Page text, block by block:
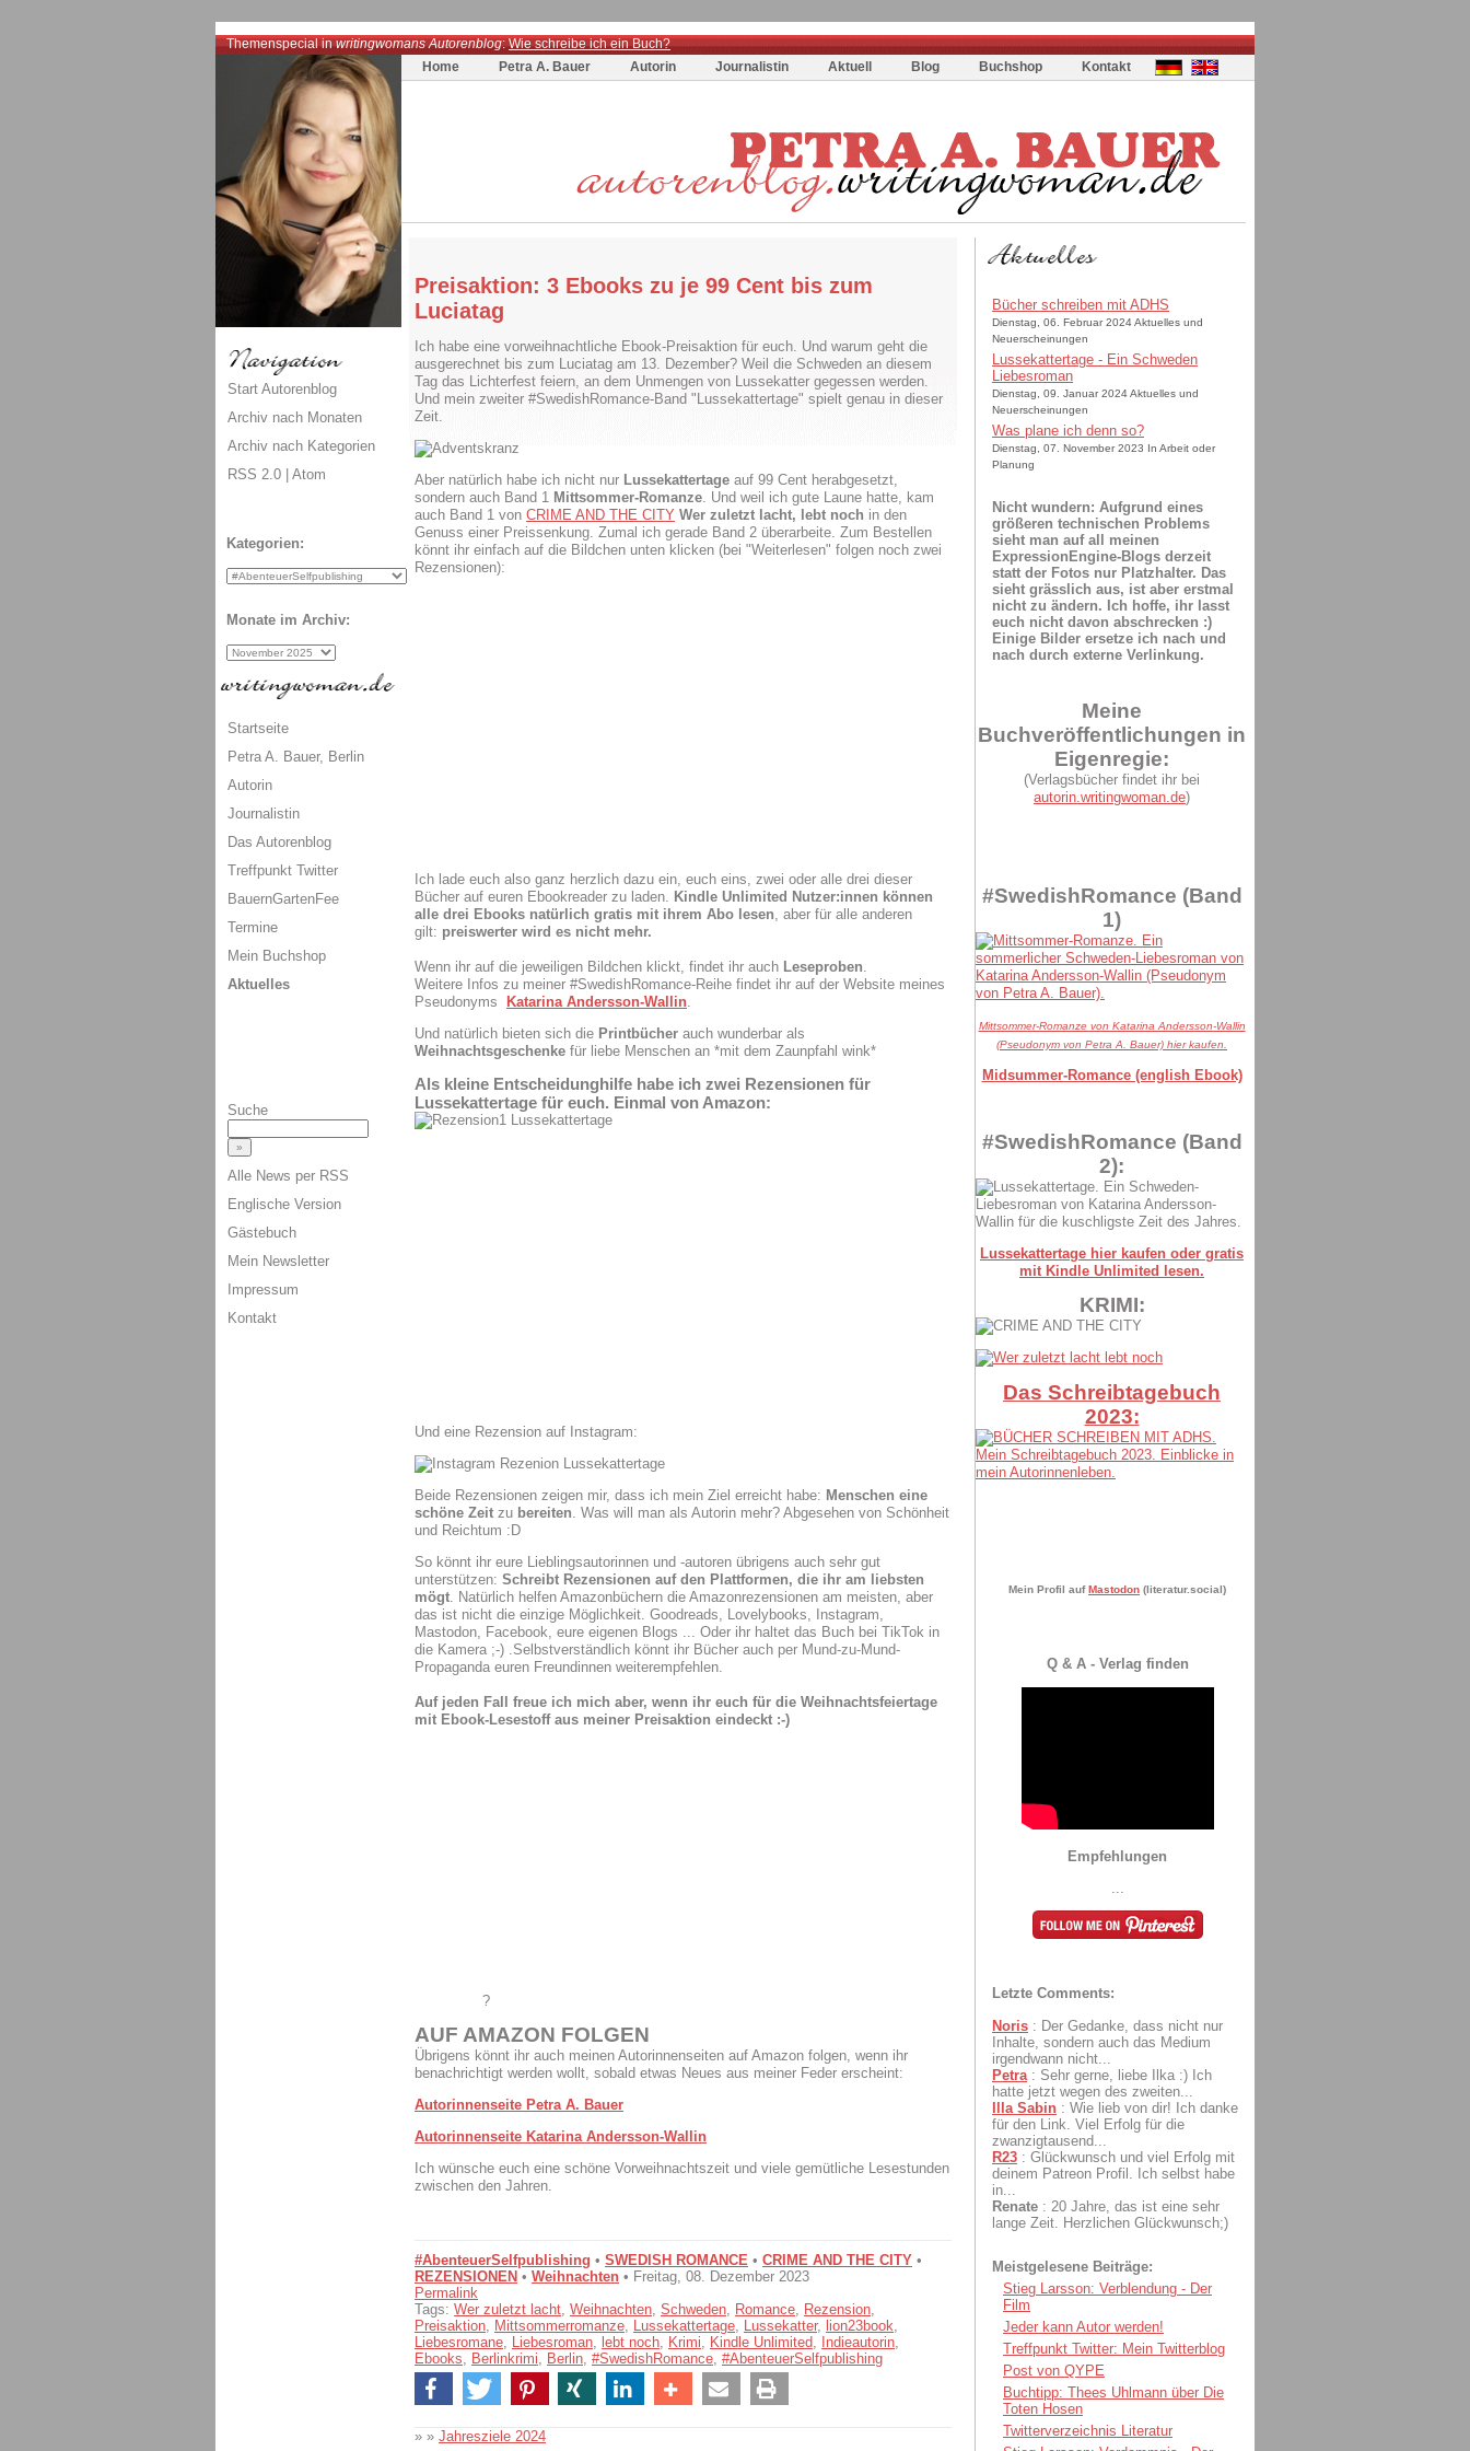
Themenspecial inwritingwomans Autorenblog:Wie schreibe ich ein Buch?
Home
Petra A. Bauer Autorin Journalistin Aktuell Blog Buchshop Kontakt
Preisaktion: 3 Ebooks zu je 99 Cent bis zum
Luciatag
Ich habe eine vorweihnachtliche Ebook-Preisaktion für euch. Und warum geht die
ausgerechnet bis zum Luciatag am 13. Dezember? Weil die Schweden an diesem
Tag das Lichterfest feiern, an dem Unmengen von Lussekatter gegessen werden.
Und mein zweiter #SwedishRomance-Band "Lussekattertage" spielt genau in dieser
Zeit.
Aber natürlich habe ich nicht nur Lussekattertage auf 99 Cent herabgesetzt,
sondern auch Band 1 Mittsommer-Romanze . Und weil ich gute Laune hatte, kam
auch Band 1 von CRIME AND THE CITY Wer zuletzt lacht, lebt noch in den
Genuss einer Preissenkung. Zumal ich gerade Band 2 überarbeite. Zum Bestellen
könnt ihr einfach auf die Bildchen unten klicken (bei "Weiterlesen" folgen noch zwei
Rezensionen):
Ich lade euch also ganz herzlich dazu ein, euch eins, zwei oder alle drei dieser
Bücher auf euren Ebookreader zu laden. Kindle Unlimited Nutzer:innen können
alle drei Ebooks natürlich gratis mit ihrem Abo lesen, aber für alle anderen
gilt: preiswerter wird es nicht mehr.
Wenn ihr auf die jeweiligen Bildchen klickt, findet ihr auch Leseproben.
Weitere Infos zu meiner #SwedishRomance-Reihe findet ihr auf der Website meines
Pseudonyms
Katarina Andersson-Wallin.
Und natürlich bieten sich die Printbücher auch wunderbar als
Weihnachtsgeschenke für liebe Menschen an *mit dem Zaunpfahl wink*
Als kleine Entscheidunghilfe habe ich zwei Rezensionen für
Lussekattertage für euch. Einmal von Amazon:
Und eine Rezension auf Instagram:
Beide Rezensionen zeigen mir, dass ich mein Ziel erreicht habe: Menschen eine
schöne Zeit zu bereiten. Was will man als Autorin mehr? Abgesehen von Schönheit
und Reichtum :D
So könnt ihr eure Lieblingsautorinnen und -autoren übrigens auch sehr gut
unterstützen: Schreibt Rezensionen auf den Plattformen, die ihr am liebsten
mögt . Natürlich helfen Amazonbüchern die Amazonrezensionen am meisten, aber
das ist nicht die einzige Möglichkeit. Goodreads, Lovelybooks, Instagram,
Mastodon, Facebook, eure eigenen Blogs ... Oder ihr haltet das Buch bei TikTok in
die Kamera ;-) .Selbstverständlich könnt ihr Bücher auch per Mund-zu-Mund-
Propaganda euren Freundinnen weiterempfehlen.
Auf jeden Fall freue ich mich aber, wenn ihr euch für die Weihnachtsfeiertage
mit Ebook-Lesestoff aus meiner Preisaktion eindeckt :-)
?
AUF AMAZON FOLGEN
Übrigens könnt ihr auch meinen Autorinnenseiten auf Amazon folgen, wenn ihr
benachrichtigt werden wollt, sobald etwas Neues aus meiner Feder erscheint:
Autorinnenseite Petra A. Bauer
Autorinnenseite Katarina Andersson-Wallin
Ich wünsche euch eine schöne Vorweihnachtszeit und viele gemütliche Lesestunden
zwischen den Jahren.
#AbenteuerSelfpublishing • SWEDISH ROMANCE • CRIME AND THE CITY •
REZENSIONEN • Weihnachten • Freitag, 08. Dezember 2023
Permalink
Tags: Wer zuletzt lacht, Weihnachten, Schweden, Romance, Rezension,
Preisaktion, Mittsommerromanze, Lussekattertage, Lussekatter, lion23book,
Liebesromane, Liebesroman, lebt noch, Krimi, Kindle Unlimited, Indieautorin,
Ebooks, Berlinkrimi, Berlin, #SwedishRomance, #AbenteuerSelfpublishing
» » Jahresziele 2024
Bücher schreiben mit ADHS
Dienstag, 06. Februar 2024 Aktuelles und
Neuerscheinungen
Lussekattertage - Ein Schweden
Liebesroman
Dienstag, 09. Januar 2024 Aktuelles und
Neuerscheinungen
Was plane ich denn so?
Dienstag, 07. November 2023 In Arbeit oder
Planung
Nicht wundern: Aufgrund eines
größeren technischen Problems
sieht man auf all meinen
ExpressionEngine-Blogs derzeit
statt der Fotos nur Platzhalter. Das
sieht grässlich aus, ist aber erstmal
nicht zu ändern. Ich hoffe, ihr lasst
euch nicht davon abschrecken :)
Einige Bilder ersetze ich nach und
nach durch externe Verlinkung.
Meine
Buchveröffentlichungen in
Eigenregie:
(Verlagsbücher findet ihr bei
autorin.writingwoman.de)
#SwedishRomance (Band
1)
Mittsommer-Romanze von Katarina Andersson-Wallin
(Pseudonym von Petra A. Bauer) hier kaufen.
Midsummer-Romance (english Ebook)
#SwedishRomance (Band
2):
Lussekattertage hier kaufen oder gratis
mit Kindle Unlimited lesen.
KRIMI:
Das Schreibtagebuch
2023:
Mein Profil auf Mastodon (literatur.social)
Q & A - Verlag finden
Empfehlungen
Letzte Comments:
Noris : Der Gedanke, dass nicht nur
Inhalte, sondern auch das Medium
irgendwann nicht...
Petra : Sehr gerne, liebe Ilka :) Ich
hatte jetzt wegen des zweiten...
Illa Sabin : Wie lieb von dir! Ich danke
für den Link. Viel Erfolg für die
zwanzigtausend...
R23 : Glückwunsch und viel Erfolg mit
deinem Patreon Profil. Ich selbst habe
in...
Renate : 20 Jahre, das ist eine sehr
lange Zeit. Herzlichen Glückwunsch;)
Meistgelesene Beiträge:
Stieg Larsson: Verblendung - Der
Film
Jeder kann Autor werden!
Treffpunkt Twitter: Mein Twitterblog
Post von QYPE
Buchtipp: Thees Uhlmann über Die
Toten Hosen
Twitterverzeichnis Literatur
Start Autorenblog
Archiv nach Monaten
Archiv nach Kategorien
RSS 2.0 | Atom
Kategorien:
Monate im Archiv:
Startseite
Petra A. Bauer, Berlin
Autorin
Journalistin
Das Autorenblog
Treffpunkt Twitter
BauernGartenFee
Termine
Mein Buchshop
Aktuelles
Suche
Alle News per RSS
Englische Version
Gästebuch
Mein Newsletter
Impressum
Kontakt